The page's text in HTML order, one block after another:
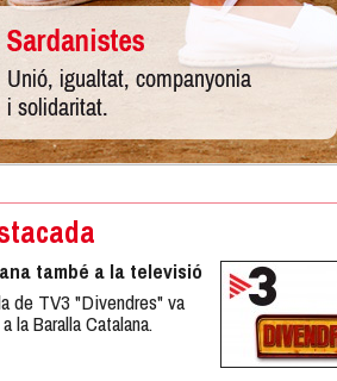
també a la televisió
de TV3 "Divendres" va
la Baralla Catalana.